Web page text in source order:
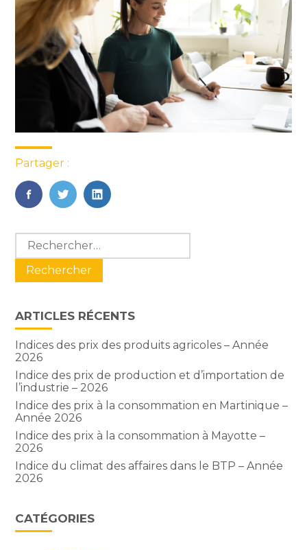
Partager :
FaceBook
TwitterLinkedIn
Blog
sidebar
Rechercher :
ARTICLES RÉCENTS
Indices des prix des produits agricoles – Année
2026
Indice des prix de production et d’importation de
l’industrie – 2026
Indice des prix à la consommation en Martinique –
Année 2026
Indice des prix à la consommation à Mayotte –
2026
Indice du climat des affaires dans le BTP – Année
2026
CATÉGORIES